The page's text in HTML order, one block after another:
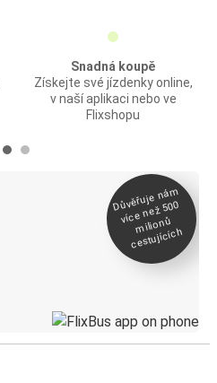
Snadná koupě
Získejte své jízdenky online,
v naší aplikaci nebo ve
Flixshopu
Důvěřuje ná
m
více než 500
milionů
cestujících